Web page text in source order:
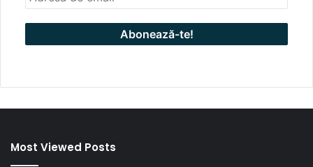
Most Viewed Posts